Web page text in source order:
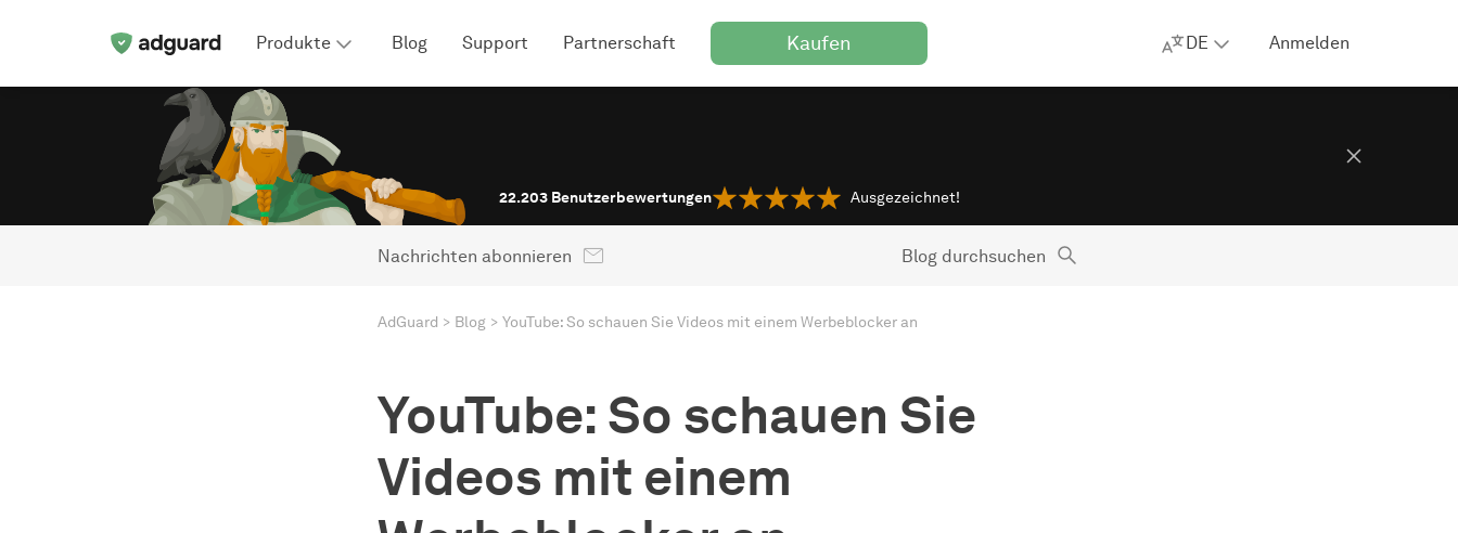
Produkte Blog Support Partnerschaft Kaufen DE Anmelden
22.203 Benutzerbewertungen Ausgezeichnet!
Nachrichten abonnieren Blog durchsuchen
AdGuard Blog YouTube: So schauen Sie Videos mit einem Werbeblocker an
YouTube: So schauen Sie
Videos mit einem